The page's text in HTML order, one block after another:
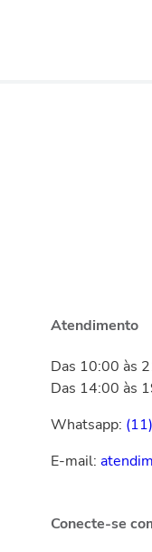
Atendimento
Das 10:00 às
Das 14:00 às
Whatsapp:
E-mail:
Conecte-se